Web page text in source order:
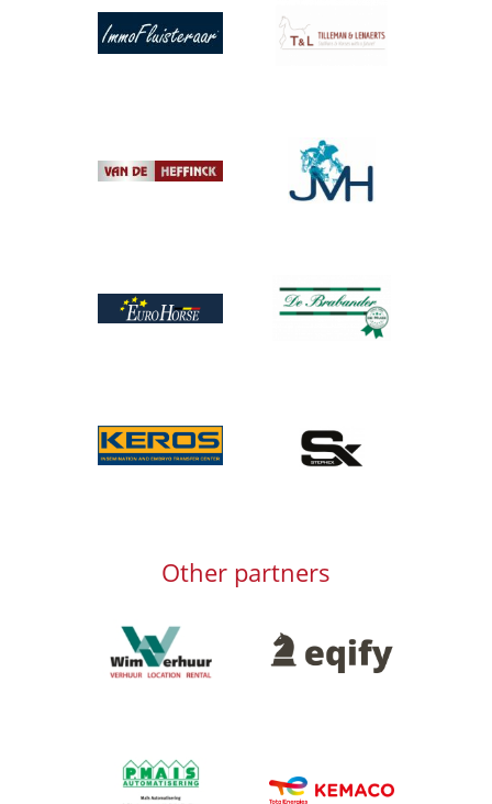
Afbeelding Afbeelding
Afbeelding
Afbeelding
Afbeelding
Afbeelding
Afbeelding
Afbeelding
Other partners
Afbeelding Afbeelding
Afbeelding
Afbeelding